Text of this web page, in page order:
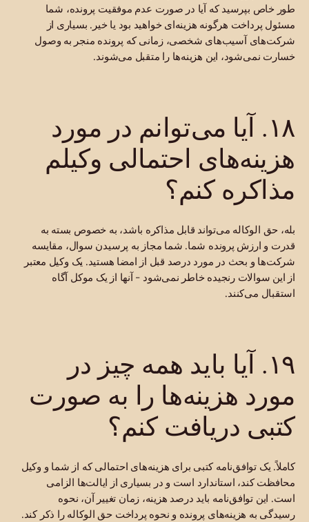
طور خاص بپرسید که آیا در صورت عدم موفقیت پرونده، شما
مسئول پرداخت هرگونه هزینه‌ای خواهید بود یا خیر. بسیاری از
شرکت‌های آسیب‌های شخصی، زمانی که پرونده منجر به وصول
خسارت نمی‌شود، این هزینه‌ها را متقبل می‌شوند.
۱۸. آیا می‌توانم در مورد
هزینه‌های احتمالی وکیلم
مذاکره کنم؟
بله، حق الوکاله می‌تواند قابل مذاکره باشد، به خصوص بسته به
قدرت و ارزش پرونده شما. شما مجاز به پرسیدن سوال، مقایسه
شرکت‌ها و بحث در مورد درصد قبل از امضا هستید. یک وکیل معتبر
از این سوالات رنجیده خاطر نمی‌شود - آنها از یک موکل آگاه
استقبال می‌کنند.
۱۹. آیا باید همه چیز در
مورد هزینه‌ها را به صورت
کتبی دریافت کنم؟
کاملاً. یک توافق‌نامه کتبی برای هزینه‌های احتمالی که از شما و وکیل
محافظت کند، استاندارد است و در بسیاری از ایالت‌ها الزامی
است. این توافق‌نامه باید درصد هزینه، زمان تغییر آن، نحوه
رسیدگی به هزینه‌های پرونده و نحوه پرداخت حق الوکاله را ذکر کند.